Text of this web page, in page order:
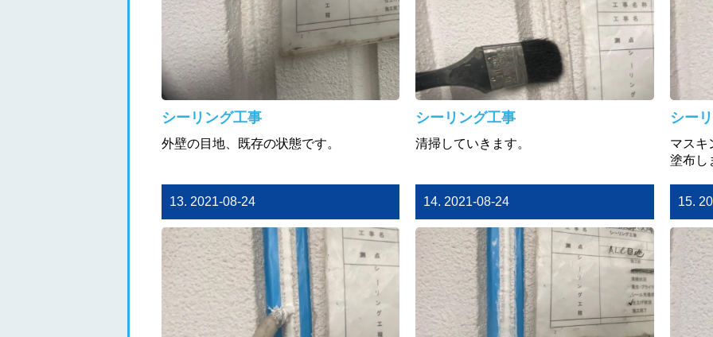
シーリング工事
外壁の目地、既存の状態です。
シーリング工事
清掃していきます。
シー
マスキ
塗布し
13. 2021-08-24 14. 2021-08-24 15.